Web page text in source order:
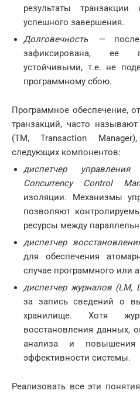
результаты
успешного завершения.
Долговечность —
зафиксирована, ее
устойчивыми, т.е. не
программному сбою.
Программное обеспечение,
транзакций, часто
(TM, Transaction
следующих компонентов:
диспетчер
Concurrency Control
изоляции. Механизмы
позволяют
ресурсы между
диспетчер
для обеспечения
случае программного или
диспетчер журналов (LM,
за запись сведений о
хранилище. Хотя
восстановления данных,
анализа и повышения
эффективности системы.
Реализовать все эти